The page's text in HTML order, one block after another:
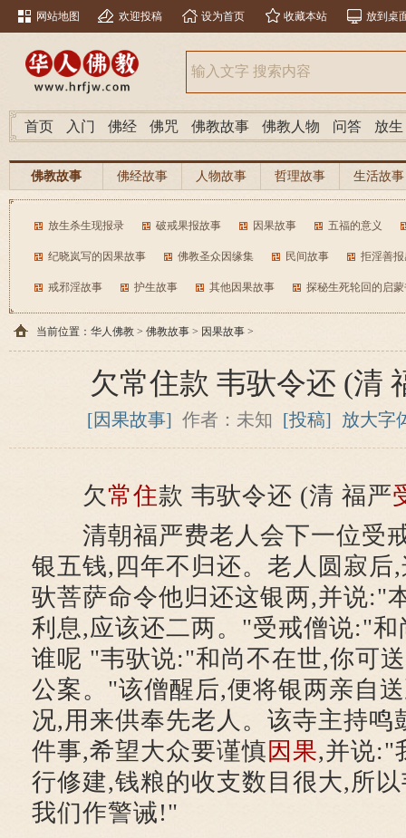
网站地图 欢迎投稿 设为首页 收藏本站 放到桌
首页 入门 佛经 佛咒 佛教故事 佛教人物 问答 放生
佛教故事 佛经故事 人物故事 哲理故事 生活故事
放生杀生现报录 破戒果报故事 因果故事 五福的意义
纪晓岚写的因果故事 佛教圣众因缘集 民间故事 拒淫善
戒邪淫故事 护生故事 其他因果故事 探秘生死轮回的启蒙
当前位置： 华人佛教 > 佛教故事 > 因果故事 >
欠常住款 韦驮令还 (清
[因果故事] 作者：未知 [投稿] 放大字
欠常住款 韦驮令还 (清 福严
清朝福严费老人会下一位受
银五钱,四年不归还。老人圆寂后
驮菩萨命令他归还这银两,并说:"
利息,应该还二两。"受戒僧说:"
谁呢 "韦驮说:"和尚不在世,你可
公案。"该僧醒后,便将银两亲自
况,用来供奉先老人。该寺主持鸣
件事,希望大众要谨慎 因果,并说:"
行修建,钱粮的收支数目很大,所
我们作警诫!"